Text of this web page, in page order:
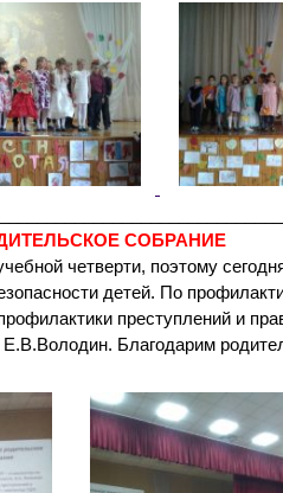
СОБРАНИЕ
четверти, поэтому
детей. По
преступлений и
Благодарим